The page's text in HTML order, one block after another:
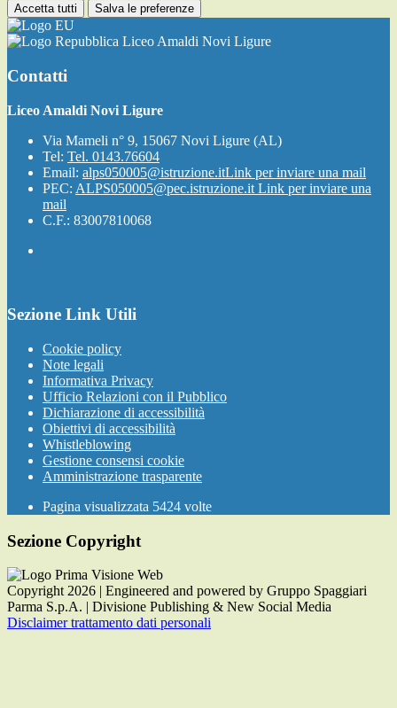
Accetta tutti Salva le preferenze
Liceo Amaldi Novi Ligure
Contatti
Liceo Amaldi Novi Ligure
Via Mameli n° 9, 15067 Novi Ligure (AL)
Tel: Tel. 0143.76604
Email: alps050005@istruzione.itLink per inviare una mail
PEC: ALPS050005@pec.istruzione.it Link per inviare una
mail
C.F.: 83007810068
Sezione Link Utili
Cookie policy
Note legali
Informativa Privacy
Ufficio Relazioni con il Pubblico
Dichiarazione di accessibilità
Obiettivi di accessibilità
Whistleblowing
Gestione consensi cookie
Amministrazione trasparente
Pagina visualizzata 5424 volte
Sezione Copyright
Copyright 2026 | Engineered and powered by Gruppo Spaggiari
Parma S.p.A. | Divisione Publishing & New Social Media
Disclaimer trattamento dati personali